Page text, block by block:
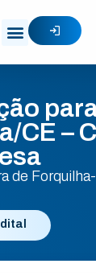
CE –
de